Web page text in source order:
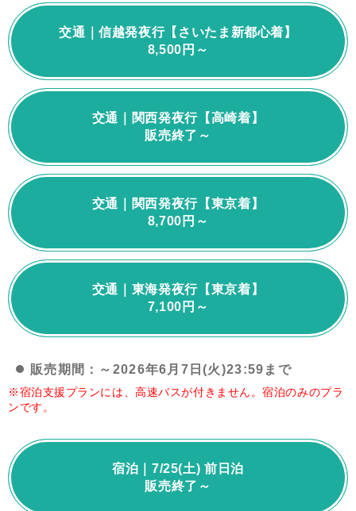
交通｜信越発夜行【さいたま新都心着】
8,500円～
交通｜関西発夜行【高崎着】
販売終了～
交通｜関西発夜行【東京着】
8,700円～
交通｜東海発夜行【東京着】
7,100円～
販売期間：～2026年6月7日(火)23:59まで
※宿泊支援プランには、高速バスが付きません。宿泊のみのプラ
ンです。
宿泊｜7/25(土) 前日泊
販売終了～